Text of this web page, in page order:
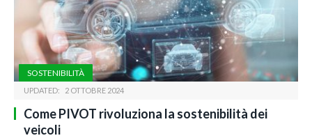
SOSTENIBILITÀ
UPDATED: 2 OTTOBRE 2024
Come PIVOT rivoluziona la sostenibilità dei
veicoli